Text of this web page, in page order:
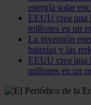
energía solar
EEUU crea una
millones en un
La inversión
baterías y las
EEUU crea una
millones en un